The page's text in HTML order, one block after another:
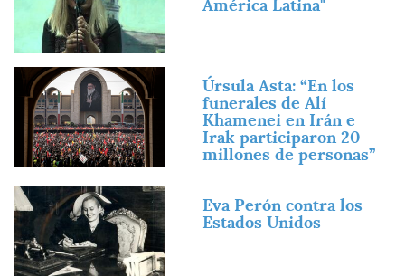
América Latina"
Imagen
Úrsula Asta: “En los
funerales de Alí
Khamenei en Irán e
Irak participaron 20
millones de personas”
Imagen
Eva Perón contra los
Estados Unidos